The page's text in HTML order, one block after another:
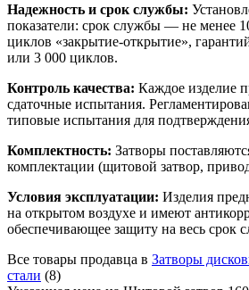
Надежность и срок службы:
показатели: срок службы — не менее
циклов «закрытие-открытие»,
или 3 000 циклов.
Контроль качества: Каждое изделие
сдаточные испытания.
типовые испытания для
Комплектность: Затворы
комплектации (щитовой затвор,
Условия эксплуатации: Изделия
на открытом воздухе и имеют
обеспечивающее защиту на весь срок
Все товары продавца в Затворы
стали (8)